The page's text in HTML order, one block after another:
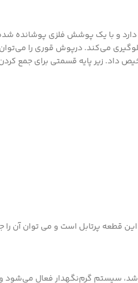
قرار دارد و با یک پوشش فلزی
جلوگیری می‌کند. درپوش قوری را
داد. زیر پایه قسمتی برای جمع
قطعه پرتابل است و می توان آن
سیستم گرم‌نگهدار فعال می‌شود و